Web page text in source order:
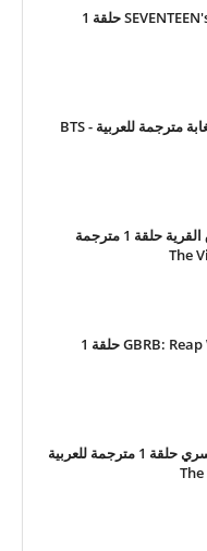
برنامج SEVENTEEN's One Fine Day حلقة 1
الحلقة 1 من بتس في الغابة مترجمة للعربية - BTS
برنامج بارك بوغوم حلاق القرية حلقة 1 مترجمة
برنامج GBRB: Reap What You Sow حلقة 1
برنامج نادي الأصدقاء السري حلقة 1 مترجمة للعربية